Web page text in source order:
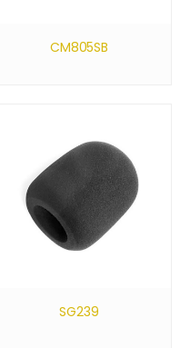
CM805SB
SG239